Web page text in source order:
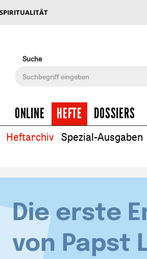
Suche
ONLINE HEFTE DOSSIERS
Heftarchiv Spezial-Ausgaben